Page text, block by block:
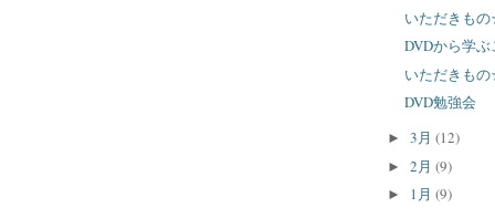
いただきも
DVDから学ぶ
いただきも
DVD勉強会
► 3月 (12)
► 2月 (9)
► 1月 (9)